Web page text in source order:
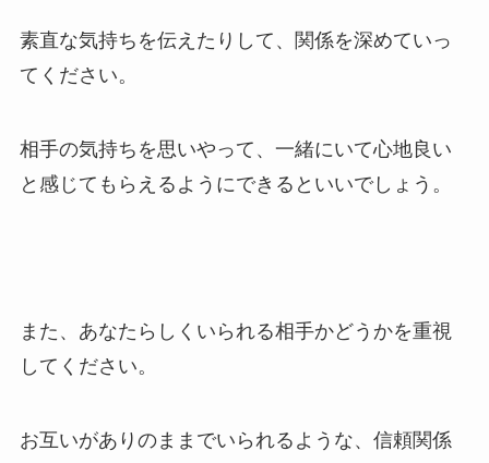
素直な気持ちを伝えたりして、関係を深めていっ
てください。
相手の気持ちを思いやって、一緒にいて心地良い
と感じてもらえるようにできるといいでしょう。
また、あなたらしくいられる相手かどうかを重視
してください。
お互いがありのままでいられるような、信頼関係